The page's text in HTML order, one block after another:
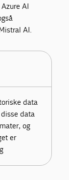
AI
AI.
data
data
og
er